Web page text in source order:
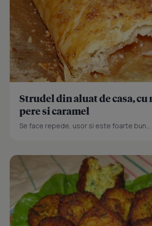
Strudel din aluat de casa, cu
pere si caramel
Se face repede, usor si este foarte bun...